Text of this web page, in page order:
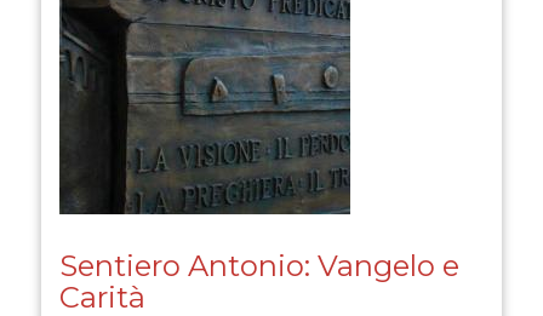
Sentiero Antonio: Vangelo e
Carità